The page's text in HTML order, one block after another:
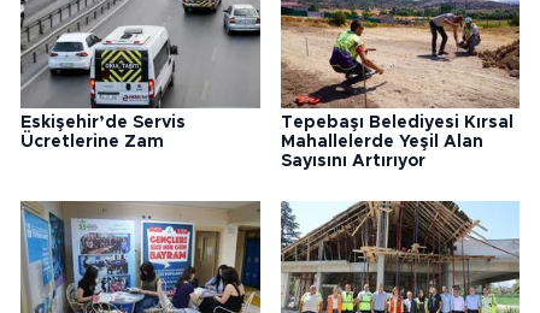
Eskişehir’de Servis
Ücretlerine Zam
Tepebaşı Belediyesi Kırsal
Mahallelerde Yeşil Alan
Sayısını Artırıyor